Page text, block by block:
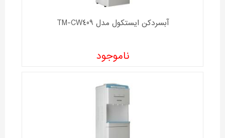
آبسردکن ايستکول مدل TM-CW409
ناموجود